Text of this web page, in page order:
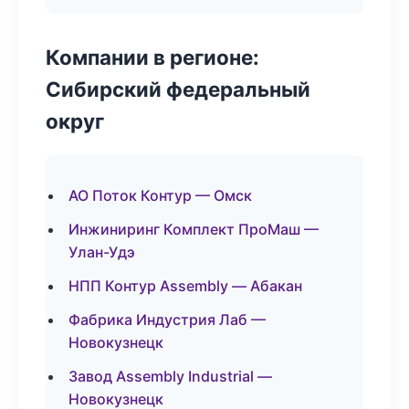
Компании в регионе:
Сибирский федеральный
округ
АО Поток Контур — Омск
Инжиниринг Комплект ПроМаш —
Улан-Удэ
НПП Контур Assembly — Абакан
Фабрика Индустрия Лаб —
Новокузнецк
Завод Assembly Industrial —
Новокузнецк